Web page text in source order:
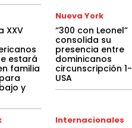
XXV
estará
familia
y
Nueva York
“300 con Leonel”
consolida su
presencia entre
dominicanos
circunscripción 1-
USA
Internacionales